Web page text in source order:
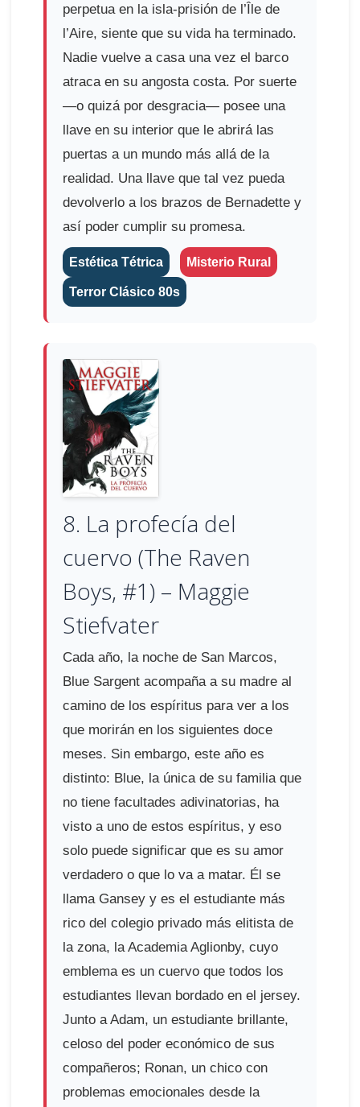
perpetua en la isla-prisión de l’Île de
l’Aire, siente que su vida ha terminado.
Nadie vuelve a casa una vez el barco
atraca en su angosta costa. Por suerte
—o quizá por desgracia— posee una
llave en su interior que le abrirá las
puertas a un mundo más allá de la
realidad. Una llave que tal vez pueda
devolverlo a los brazos de Bernadette y
así poder cumplir su promesa.
Estética Tétrica Misterio Rural
Terror Clásico 80s
8. La profecía del
cuervo (The Raven
Boys, #1) – Maggie
Stiefvater
Cada año, la noche de San Marcos,
Blue Sargent acompaña a su madre al
camino de los espíritus para ver a los
que morirán en los siguientes doce
meses. Sin embargo, este año es
distinto: Blue, la única de su familia que
no tiene facultades adivinatorias, ha
visto a uno de estos espíritus, y eso
solo puede significar que es su amor
verdadero o que lo va a matar. Él se
llama Gansey y es el estudiante más
rico del colegio privado más elitista de
la zona, la Academia Aglionby, cuyo
emblema es un cuervo que todos los
estudiantes llevan bordado en el jersey.
Junto a Adam, un estudiante brillante,
celoso del poder económico de sus
compañeros; Ronan, un chico con
problemas emocionales desde la